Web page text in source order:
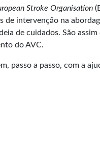
Stroke Organisation
de intervenção na
de cuidados. São
do AVC.
passo a passo, com a